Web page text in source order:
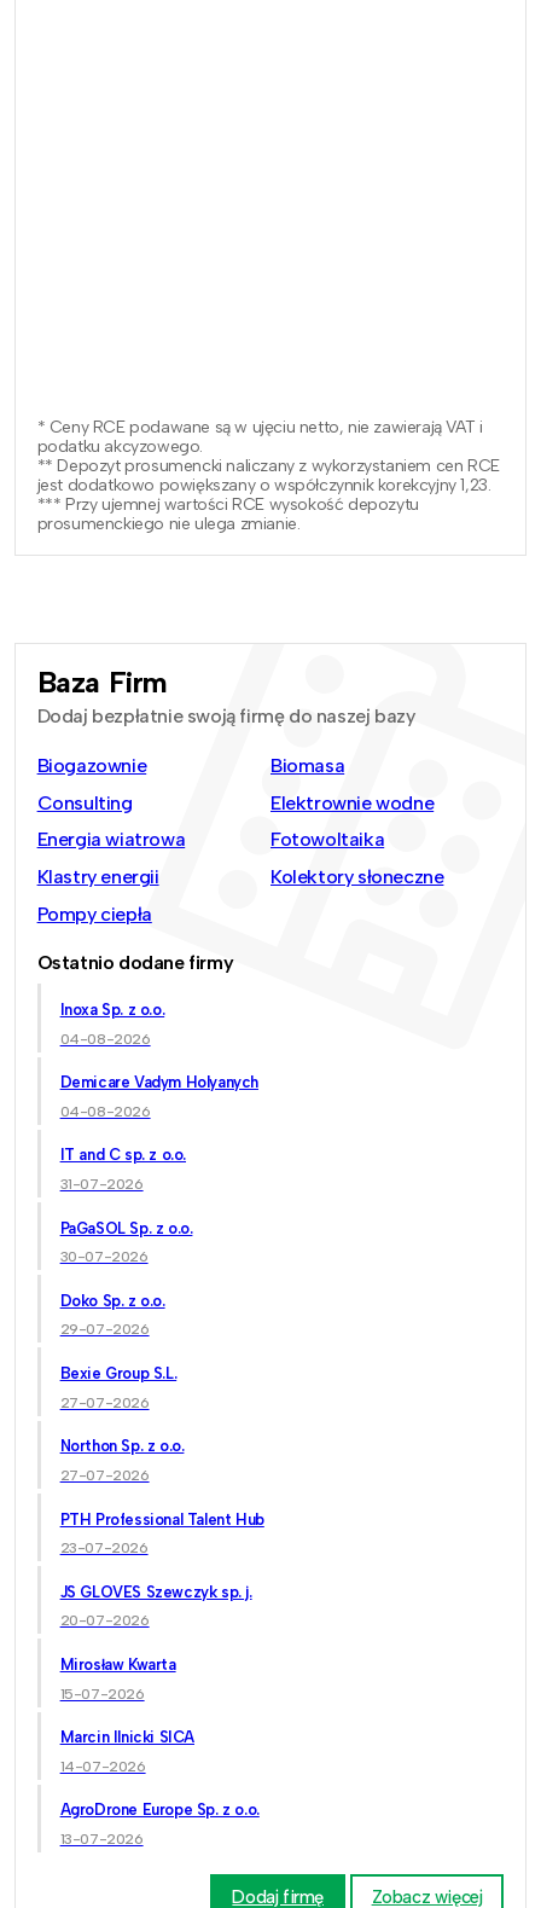
* Ceny RCE podawane są w ujęciu netto, nie zawierają VAT i
podatku akcyzowego.
** Depozyt prosumencki naliczany z wykorzystaniem cen RCE
jest dodatkowo powiększany o współczynnik korekcyjny 1,23.
*** Przy ujemnej wartości RCE wysokość depozytu
prosumenckiego nie ulega zmianie.
Baza Firm
Dodaj bezpłatnie swoją firmę do naszej bazy
Biogazownie
Biomasa
Consulting
Elektrownie wodne
Energia wiatrowa
Fotowoltaika
Klastry energii
Kolektory słoneczne
Pompy ciepła
Ostatnio dodane firmy
Inoxa Sp. z o.o.
04-08-2026
Demicare Vadym Holyanych
04-08-2026
IT and C sp. z o.o.
31-07-2026
PaGaSOL Sp. z o.o.
30-07-2026
Doko Sp. z o.o.
29-07-2026
Bexie Group S.L.
27-07-2026
Northon Sp. z o.o.
27-07-2026
PTH Professional Talent Hub
23-07-2026
JS GLOVES Szewczyk sp. j.
20-07-2026
Mirosław Kwarta
15-07-2026
Marcin Ilnicki SICA
14-07-2026
AgroDrone Europe Sp. z o.o.
13-07-2026
Dodaj firmę Zobacz więcej